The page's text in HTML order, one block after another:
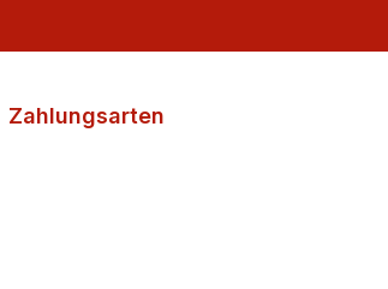
Zahlungsarten